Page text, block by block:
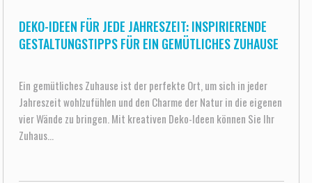
DEKO-IDEEN FÜR JEDE JAHRESZEIT: INSPIRIERENDE
GESTALTUNGSTIPPS FÜR EIN GEMÜTLICHES ZUHAUSE
Ein gemütliches Zuhause ist der perfekte Ort, um sich in jeder
Jahreszeit wohlzufühlen und den Charme der Natur in die eigenen
vier Wände zu bringen. Mit kreativen Deko-Ideen können Sie Ihr
Zuhaus...